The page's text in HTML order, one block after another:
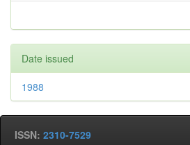
Date issued
1988
ISSN: 2310-7529